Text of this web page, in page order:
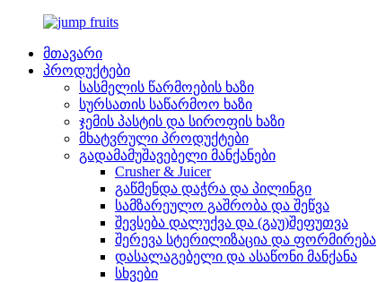
მთავარი
პროდუქტები
სასმელის წარმოების ხაზი
სურსათის საწარმოო ხაზი
ჯემის პასტის და სიროფის ხაზი
მხატვრული პროდუქტები
გადამამუშავებელი მანქანები
Crusher & Juicer
გაწმენდა დაჭრა და პილინგი
სამზარეულო გაშრობა და შეწვა
შევსება დალუქვა და (გაუ)შეფუთვა
შერევა სტერილიზაცია და ფორმირება
დასალაგებელი და ასაწონი მანქანა
სხვები